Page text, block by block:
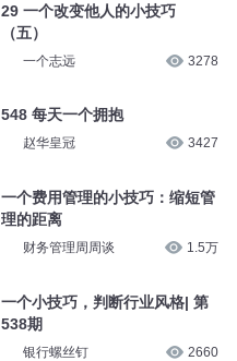
29 一个改变他人的小技巧
（五）
一个志远 3278
548 每天一个拥抱
赵华皇冠 3427
一个费用管理的小技巧：缩短管
理的距离
财务管理周周谈 1.5万
一个小技巧，判断行业风格| 第
538期
银行螺丝钉 2660